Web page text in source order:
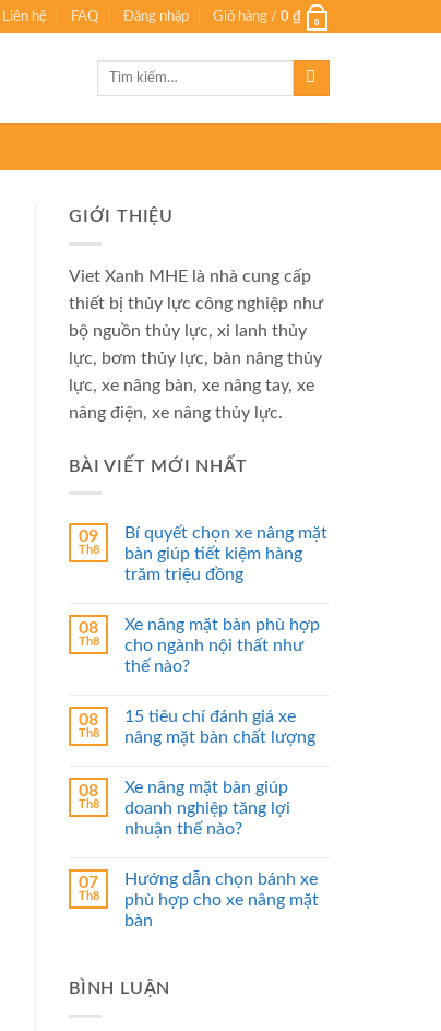
Liên hệ FAQ Đăng nhập Giỏ hàng / 0 ₫ 0
Tìm
GIỚI THIỆU
Viet Xanh MHE là nhà cung cấp
thiết bị thủy lực công nghiệp như
bộ nguồn thủy lực, xi lanh thủy
lực, bơm thủy lực, bàn nâng thủy
lực, xe nâng bàn, xe nâng tay, xe
nâng điện, xe nâng thủy lực.
BÀI VIẾT MỚI NHẤT
09
Th8
Bí quyết chọn xe nâng mặt
bàn giúp tiết kiệm hàng
trăm triệu đồng
08
Th8
Xe nâng mặt bàn phù hợp
cho ngành nội thất như
thế nào?
08
Th8
15 tiêu chí đánh giá xe
nâng mặt bàn chất lượng
08
Th8
Xe nâng mặt bàn giúp
doanh nghiệp tăng lợi
nhuận thế nào?
07
Th8
Hướng dẫn chọn bánh xe
phù hợp cho xe nâng mặt
bàn
BÌNH LUẬN